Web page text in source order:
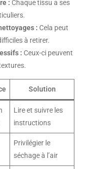
: Chaque tissu a ses
: Cela peut
à retirer.
: Ceux-ci peuvent
Solution
Lire et suivre les
instructions
Privilégier le
séchage à l’air